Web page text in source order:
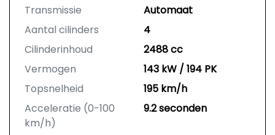
Transmissie
Automaat
Aantal cilinders
4
Cilinderinhoud
2488 cc
Vermogen
143 kW / 194 PK
Topsnelheid
195 km/h
Acceleratie (0-100
km/h)
9.2 seconden